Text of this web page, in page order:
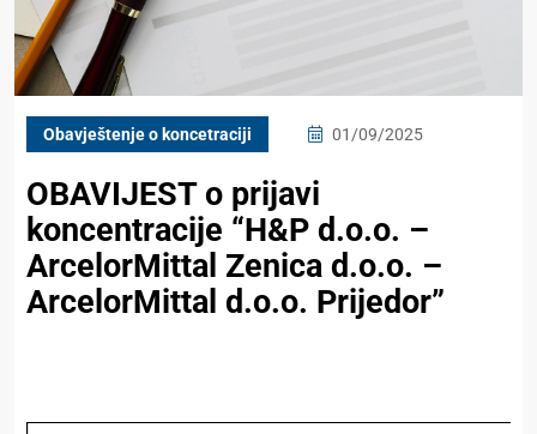
Obavještenje o koncetraciji 01/09/2025
OBAVIJEST o prijavi
koncentracije “H&P d.o.o. –
ArcelorMittal Zenica d.o.o. –
ArcelorMittal d.o.o. Prijedor”